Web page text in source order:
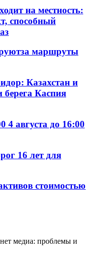
на местность:
способный
маршруты
Казахстан и
берега Каспия
4 августа до 16:00
16 лет для
стоимостью
медиа: проблемы и